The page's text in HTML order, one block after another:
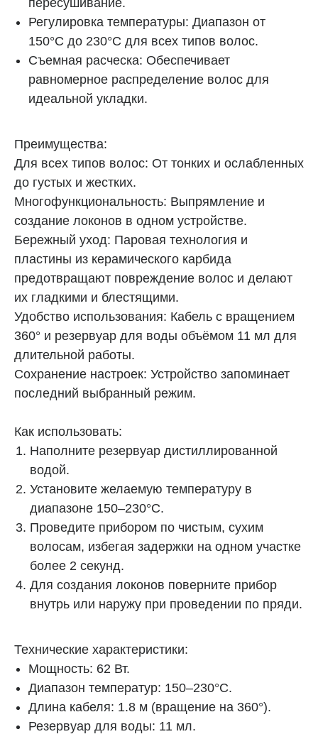
пересушивание.
Регулировка температуры: Диапазон от
150°C до 230°C для всех типов волос.
Съемная расческа: Обеспечивает
равномерное распределение волос для
идеальной укладки.
Преимущества:
Для всех типов волос: От тонких и ослабленных
до густых и жестких.
Многофункциональность: Выпрямление и
создание локонов в одном устройстве.
Бережный уход: Паровая технология и
пластины из керамического карбида
предотвращают повреждение волос и делают
их гладкими и блестящими.
Удобство использования: Кабель с вращением
360° и резервуар для воды объёмом 11 мл для
длительной работы.
Сохранение настроек: Устройство запоминает
последний выбранный режим.
Как использовать:
Наполните резервуар дистиллированной
водой.
Установите желаемую температуру в
диапазоне 150–230°C.
Проведите прибором по чистым, сухим
волосам, избегая задержки на одном участке
более 2 секунд.
Для создания локонов поверните прибор
внутрь или наружу при проведении по пряди.
Технические характеристики:
Мощность: 62 Вт.
Диапазон температур: 150–230°C.
Длина кабеля: 1.8 м (вращение на 360°).
Резервуар для воды: 11 мл.
Функции
01
Увлажняет волосы во время укладки,
02
Почему выбирают Timfato?
Бережная укладка
к износу, создают минимальное трение
и обладают антистатическим эффектом, что
делает волосы гладкими и блестящими.
Универсальность